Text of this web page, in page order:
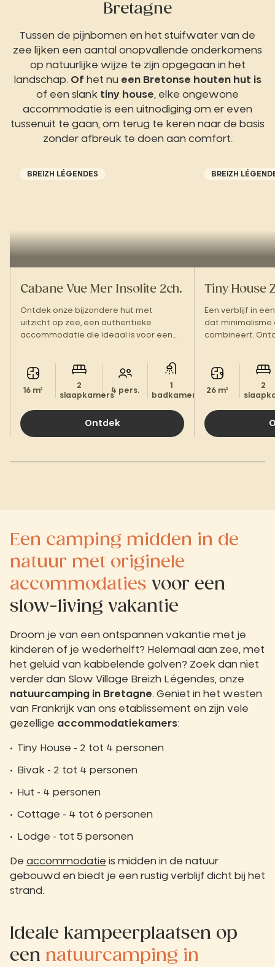
Bretagne
Tussen de pijnbomen en het stuifwater van de
zee lijken een aantal onopvallende onderkomens
op natuurlijke wijze te zijn opgegaan in het
landschap. Of het nu een Bretonse houten hut is
of een slank tiny house , elke ongewone
accommodatie is een uitnodiging om er even
tussenuit te gaan, om terug te keren naar de basis
zonder afbreuk te doen aan comfort.
BREIZH LÉGENDES
Cabane Vue Mer Insolite 2ch.
Ontdek onze bijzondere hut met
uitzicht op zee, een authentieke
accommodatie die ideaal is voor een
16 m²
2
slaapkamers
4 pers.
1
badkamer.
Ontdek
BREIZH
Tiny House
Een verblijf in
dat
combineert.
26 m²
2
Een camping midden in de
natuur met originele
accommodaties voor een
slow-living vakantie
Droom je van een ontspannen vakantie met je
kinderen of je wederhelft? Helemaal aan zee, met
het geluid van kabbelende golven? Zoek dan niet
verder dan Slow Village Breizh Légendes, onze
natuurcamping in Bretagne. Geniet in het westen
van Frankrijk van ons etablissement en zijn vele
gezellige accommodatiekamers:
Tiny House - 2 tot 4 personen
Bivak - 2 tot 4 personen
Hut - 4 personen
Cottage - 4 tot 6 personen
Lodge - tot 5 personen
De accommodatie is midden in de natuur
gebouwd en biedt je een rustig verblijf dicht bij het
strand.
Ideale kampeerplaatsen op
een natuurcamping in